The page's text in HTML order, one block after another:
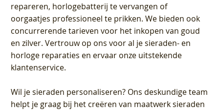
repareren, horlogebatterij te vervangen of
oorgaatjes professioneel te prikken. We bieden ook
concurrerende tarieven voor het inkopen van goud
en zilver. Vertrouw op ons voor al je sieraden- en
horloge reparaties en ervaar onze uitstekende
klantenservice.
Wil je sieraden personaliseren? Ons deskundige team
helpt je graag bij het creëren van maatwerk sieraden